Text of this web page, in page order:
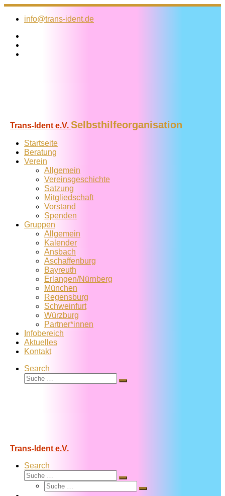
Zum
Inhalt
info@trans-ident.de
Trans-Ident e.V. Selbsthilfeorganisation
Startseite
Beratung
Verein
Allgemein
Vereins­geschichte
Satzung
Mitglied­schaft
Vorstand
Spenden
Gruppen
Allgemein
Kalender
Ansbach
Aschaffenburg
Bayreuth
Erlangen/Nürnberg
München
Regensburg
Schweinfurt
Würzburg
Partner*innen
Infobereich
Aktuelles
Kontakt
Search
Suche
Suche
Trans-Ident e.V.
Search
Suche
Suche
Suche
Suche